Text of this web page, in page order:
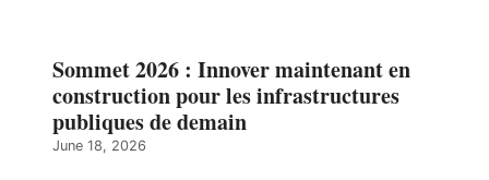
Sommet 2026 : Innover maintenant en
construction pour les infrastructures
publiques de demain
June 18, 2026